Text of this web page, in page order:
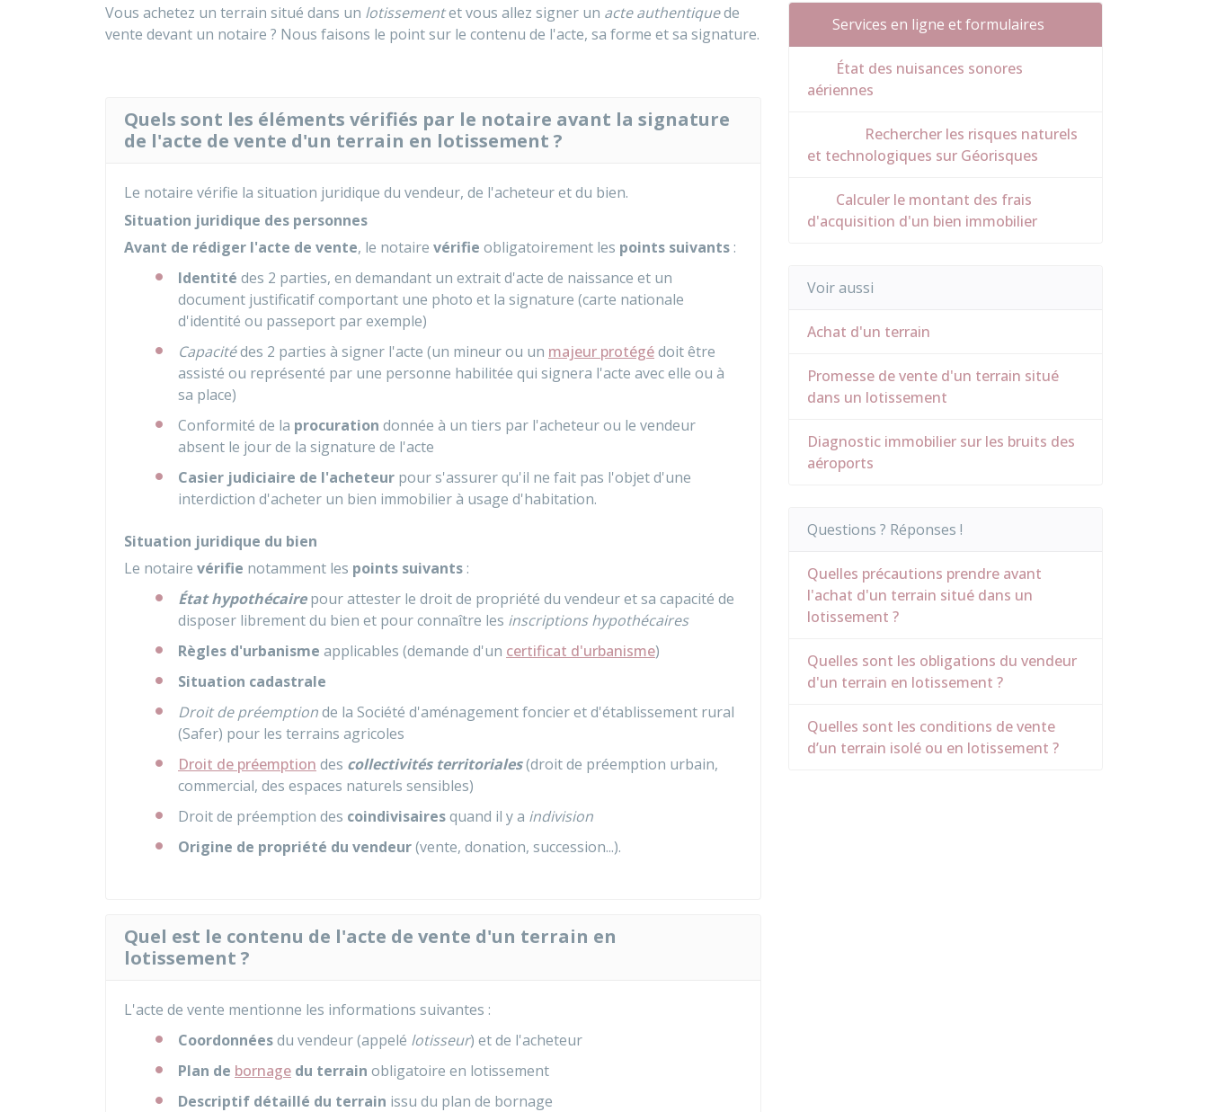
Vous achetez un terrain situé dans un lotissementet vous allez signer un acte authentiquede
vente devant un notaire ? Nous faisons le point sur le contenu de l'acte, sa forme et sa signature.
Quels sont les éléments vérifiés par le notaire avant la signature
de l'acte de vente d'un terrain en lotissement ?
Le notaire vérifie la situation juridique du vendeur, de l'acheteur et du bien.
Situation juridique des personnes
Avant de rédiger l'acte de vente, le notaire vérifie obligatoirement les points suivants :
Identité des 2 parties, en demandant un extrait d'acte de naissance et un
document justificatif comportant une photo et la signature (carte nationale
d'identité ou passeport par exemple)
Capacitédes 2 parties à signer l'acte (un mineur ou un majeur protégédoit être
assisté ou représenté par une personne habilitée qui signera l'acte avec elle ou à
sa place)
Conformité de la procuration donnée à un tiers par l'acheteur ou le vendeur
absent le jour de la signature de l'acte
Casier judiciaire de l'acheteur pour s'assurer qu'il ne fait pas l'objet d'une
interdiction d'acheter un bien immobilier à usage d'habitation.
Situation juridique du bien
Le notaire vérifie notamment les points suivants :
État hypothécairepour attester le droit de propriété du vendeur et sa capacité de
disposer librement du bien et pour connaître les inscriptions hypothécaires
Règles d'urbanisme applicables (demande d'un certificat d'urbanisme)
Situation cadastrale
Droit de préemptionde la Société d'aménagement foncier et d'établissement rural
(Safer) pour les terrains agricoles
Droit de préemption des collectivités territoriales(droit de préemption urbain,
commercial, des espaces naturels sensibles)
Droit de préemption des coindivisairesquand il y a indivision
Origine de propriété du vendeur(vente, donation, succession...).
Quel est le contenu de l'acte de vente d'un terrain en
lotissement ?
L'acte de vente mentionne les informations suivantes :
Coordonnéesdu vendeur (appelé lotisseur) et de l'acheteur
Plan de bornage du terrain obligatoire en lotissement
Descriptif détaillé du terrain issu du plan de bornage
Services en ligne et formulaires
État des nuisances sonores
aériennes
Rechercher les risques naturels
et technologiques sur Géorisques
Calculer le montant des frais
d'acquisition d'un bien immobilier
Voir aussi
Achat d'un terrain
Promesse de vente d'un terrain situé
dans un lotissement
Diagnostic immobilier sur les bruits des
aéroports
Questions ? Réponses !
Quelles précautions prendre avant
l'achat d'un terrain situé dans un
lotissement ?
Quelles sont les obligations du vendeur
d'un terrain en lotissement ?
Quelles sont les conditions de vente
d’un terrain isolé ou en lotissement ?